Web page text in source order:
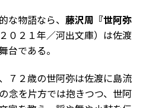
物語なら、 藤沢周『世阿弥
２０２１年／河出文庫）は佐渡
台である。
７２歳の世阿弥は佐渡に島流
念を片方では抱きつつ、世阿